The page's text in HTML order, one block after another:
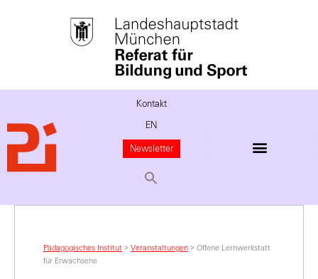
Kontakt
EN
Newsletter
Pädagogisches Institut > Veranstaltungen > Offene Lernwerkstatt
für Erwachsene